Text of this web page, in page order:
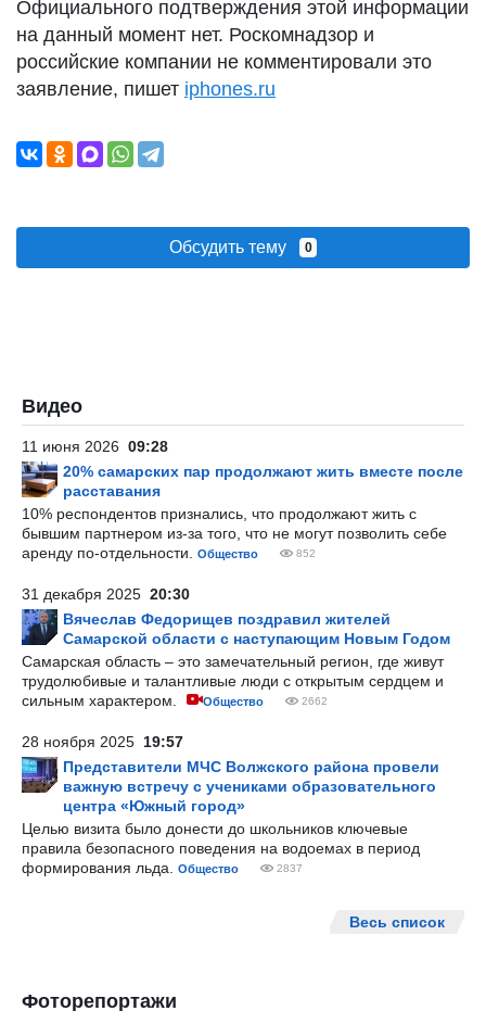
Официального подтверждения этой информации
на данный момент нет. Роскомнадзор и
российские компании не комментировали это
заявление, пишет iphones.ru
Обсудить тему 0
Видео
11 июня 2026 09:28
20% самарских пар продолжают жить вместе после
расставания
10% респондентов признались, что продолжают жить с
бывшим партнером из-за того, что не могут позволить себе
аренду по-отдельности.
Общество 852
31 декабря 2025 20:30
Вячеслав Федорищев поздравил жителей
Самарской области с наступающим Новым Годом
Самарская область – это замечательный регион, где живут
трудолюбивые и талантливые люди с открытым сердцем и
сильным характером.
Общество 2662
28 ноября 2025 19:57
Представители МЧС Волжского района провели
важную встречу с учениками образовательного
центра «Южный город»
Целью визита было донести до школьников ключевые
правила безопасного поведения на водоемах в период
формирования льда.
Общество 2837
Весь список
Фоторепортажи